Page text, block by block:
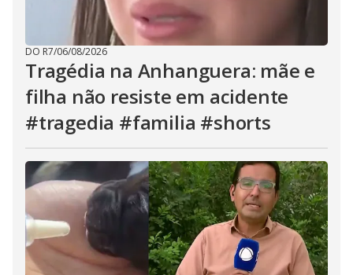
DO R7/06/08/2026
Tragédia na Anhanguera: mãe e
filha não resiste em acidente
#tragedia #familia #shorts